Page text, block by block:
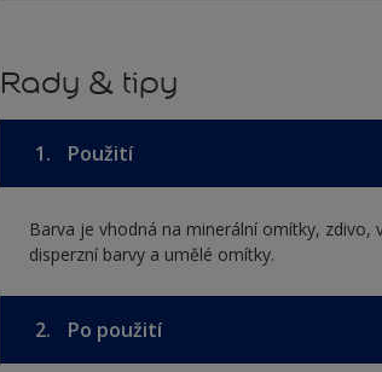
Rady & tipy
1. Použití
Barva je vhodná na minerální omítky,
disperzní barvy a umělé omítky.
2. Po použití